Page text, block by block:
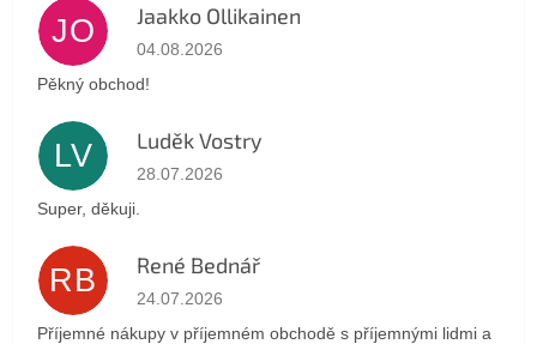
JO Jaakko Ollikainen
Die Shop-Bewertung beträgt 5 von 5 Sternen.
04.08.2026
Pěkný obchod!
LV Luděk Vostry
Die Shop-Bewertung beträgt 5 von 5 Sternen.
28.07.2026
Super, děkuji.
RB René Bednář
Die Shop-Bewertung beträgt 5 von 5 Sternen.
24.07.2026
Příjemné nákupy v příjemném obchodě s příjemnými lidmi a